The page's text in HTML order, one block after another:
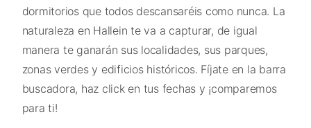
dormitorios que todos descansaréis como nunca. La
naturaleza en Hallein te va a capturar, de igual
manera te ganarán sus localidades, sus parques,
zonas verdes y edificios históricos. Fíjate en la barra
buscadora, haz click en tus fechas y ¡comparemos
para ti!